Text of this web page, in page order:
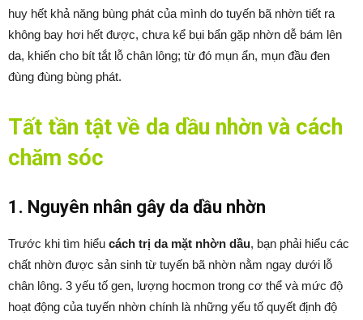
huy hết khả năng bùng phát của mình do tuyến bã nhờn tiết ra
không bay hơi hết được, chưa kể bụi bẩn gặp nhờn dễ bám lên
da, khiến cho bít tắt lỗ chân lông; từ đó mụn ẩn, mụn đầu đen
đùng đùng bùng phát.
Tất tần tật về da dầu nhờn và cách
chăm sóc
1. Nguyên nhân gây da dầu nhờn
Trước khi tìm hiểu cách trị da mặt nhờn dầu, bạn phải hiểu các
chất nhờn được sản sinh từ tuyến bã nhờn nằm ngay dưới lỗ
chân lông. 3 yếu tố gen, lượng hocmon trong cơ thể và mức độ
hoạt động của tuyến nhờn chính là những yếu tố quyết định độ